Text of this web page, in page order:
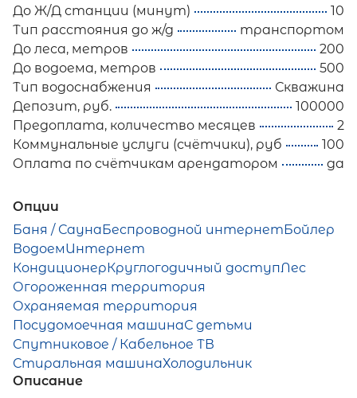
До Ж/Д станции (минут)
10
Тип расстояния до ж/д
транспортом
До леса, метров
200
До водоема, метров
500
Тип водоснабжения
Скважина
Депозит, руб.
100000
Предоплата, количество месяцев
2
Коммунальные услуги (счётчики), руб
100
Оплата по счётчикам арендатором
да
Опции
Баня / СаунаБеспроводной интернетБойлер
ВодоемИнтернет
КондиционерКруглогодичный доступЛес
Огороженная территория
Охраняемая территория
Посудомоечная машинаС детьми
Спутниковое / Кабельное ТВ
Стиральная машинаХолодильник
Описание